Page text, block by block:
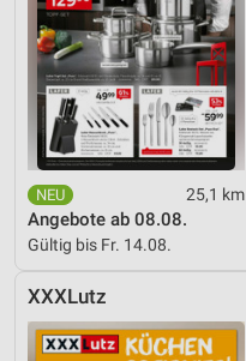
25,1 km
Angebote ab 08.08.
Gültig bis Fr. 14.08.
XXXLutz